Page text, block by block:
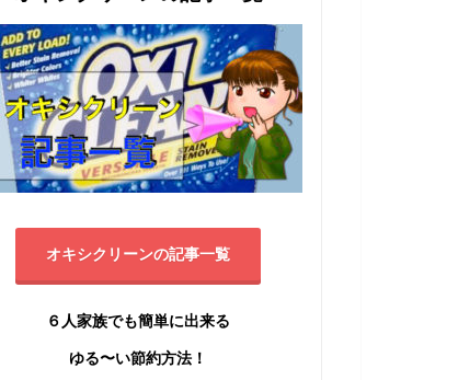
オキシクリーンの記事一覧
６人家族でも簡単に出来る
ゆる〜い節約方法！